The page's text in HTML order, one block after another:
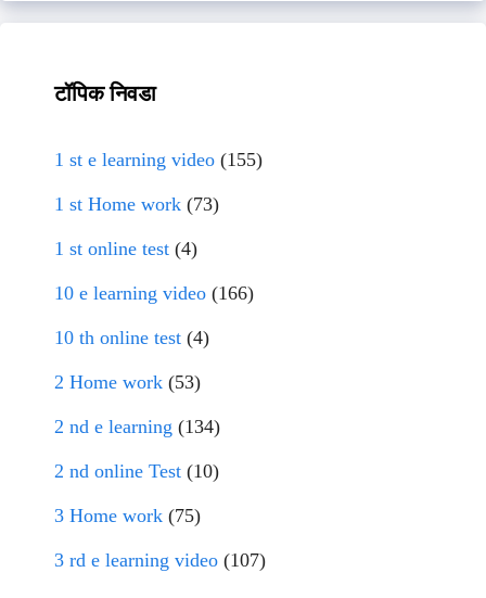
टॉपिक निवडा
1 st e learning video (155)
1 st Home work (73)
1 st online test (4)
10 e learning video (166)
10 th online test (4)
2 Home work (53)
2 nd e learning (134)
2 nd online Test (10)
3 Home work (75)
3 rd e learning video (107)